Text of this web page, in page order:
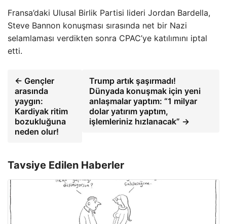
Fransa’daki Ulusal Birlik Partisi lideri Jordan Bardella,
Steve Bannon konuşması sırasında net bir Nazi
selamlaması verdikten sonra CPAC’ye katılımını iptal
etti.
← Gençler
arasında
yaygın:
Kardiyak ritim
bozukluğuna
neden olur!
Trump artık şaşırmadı!
Dünyada konuşmak için yeni
anlaşmalar yaptım: “1 milyar
dolar yatırım yaptım,
işlemleriniz hızlanacak” →
Tavsiye Edilen Haberler